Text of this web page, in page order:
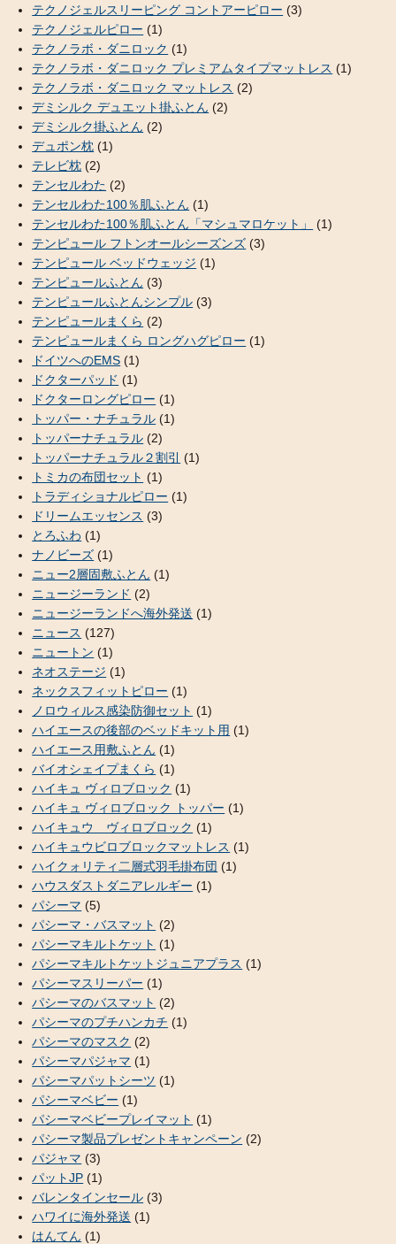
テクノジェルスリーピング コントアーピロー (3)
テクノジェルピロー (1)
テクノラボ・ダニロック (1)
テクノラボ・ダニロック プレミアムタイプマットレス (1)
テクノラボ・ダニロック マットレス (2)
デミシルク デュエット掛ふとん (2)
デミシルク掛ふとん (2)
デュポン枕 (1)
テレビ枕 (2)
テンセルわた (2)
テンセルわた100％肌ふとん (1)
テンセルわた100％肌ふとん「マシュマロケット」
(1)
テンピュール フトンオールシーズンズ (3)
テンピュール ベッドウェッジ (1)
テンピュールふとん (3)
テンピュールふとんシンプル (3)
テンピュールまくら (2)
テンピュールまくら ロングハグピロー (1)
ドイツへのEMS (1)
ドクターパッド (1)
ドクターロングピロー (1)
トッパー・ナチュラル (1)
トッパーナチュラル (2)
トッパーナチュラル２割引
(1)
トミカの布団セット (1)
トラディショナルピロー (1)
ドリームエッセンス (3)
とろふわ (1)
ナノビーズ (1)
ニュー2層固敷ふとん (1)
ニュージーランド (2)
ニュージーランドへ海外発送 (1)
ニュース (127)
ニュートン (1)
ネオステージ (1)
ネックスフィットピロー (1)
ノロウィルス感染防御セット (1)
ハイエースの後部のベッドキット用 (1)
ハイエース用敷ふとん (1)
バイオシェイプまくら (1)
ハイキュ ヴィロブロック (1)
ハイキュ ヴィロブロック トッパー (1)
ハイキュウ ヴィロブロック (1)
ハイキュウビロブロックマットレス (1)
ハイクォリティ二層式羽毛掛布団 (1)
ハウスダストダニアレルギー (1)
パシーマ (5)
パシーマ・バスマット (2)
パシーマキルトケット (1)
パシーマキルトケットジュニアプラス (1)
パシーマスリーパー (1)
パシーマのバスマット (2)
パシーマのプチハンカチ (1)
パシーマのマスク (2)
パシーマパジャマ (1)
パシーマパットシーツ (1)
パシーマベビー (1)
パシーマベビープレイマット (1)
パシーマ製品プレゼントキャンペーン (2)
パジャマ (3)
パットJP (1)
バレンタインセール (3)
ハワイに海外発送 (1)
はんてん (1)